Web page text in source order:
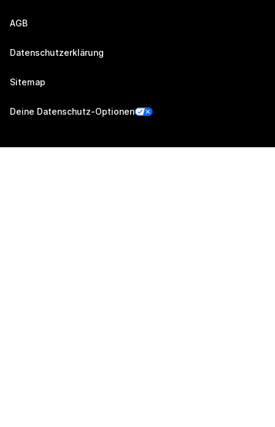
AGB
Datenschutzerklärung
Sitemap
Deine Datenschutz-Optionen